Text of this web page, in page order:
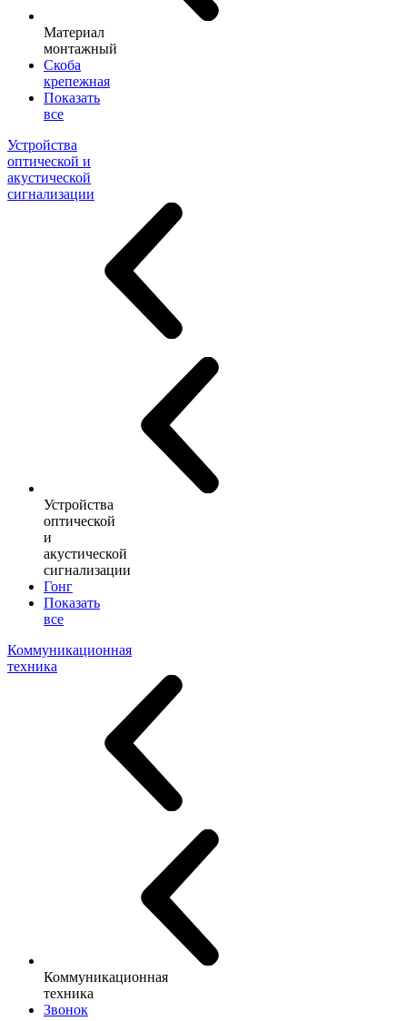
Материал
монтажный
Скоба
крепежная
Показать
все
Устройства
оптической и
акустической
сигнализации
Устройства
оптической
и
акустической
сигнализации
Гонг
Показать
все
Коммуникационная
техника
Коммуникационная
техника
Звонок